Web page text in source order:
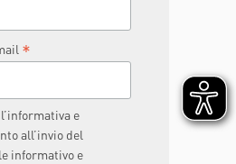
*
e
all’invio del
informativo e